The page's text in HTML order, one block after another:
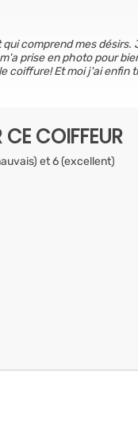
comprend mes
prise en photo pour
coiffure! Et moi j'ai enfin
COIFFEUR
et 6 (excellent)